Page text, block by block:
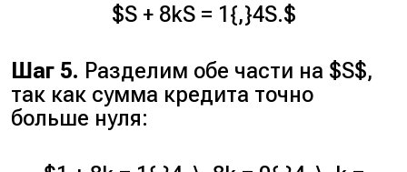
$S + 8kS = 1{,}4S.$
Шаг 5. Разделим обе части на $S$,
так как сумма кредита точно
больше нуля: